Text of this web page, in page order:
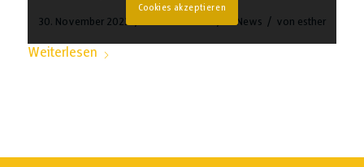
30. November 2022 News / von esther
Weiterlesen
Cookies akzeptieren